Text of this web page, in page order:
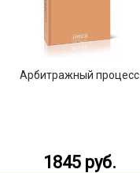
Арбитражный процесс
1845 руб.